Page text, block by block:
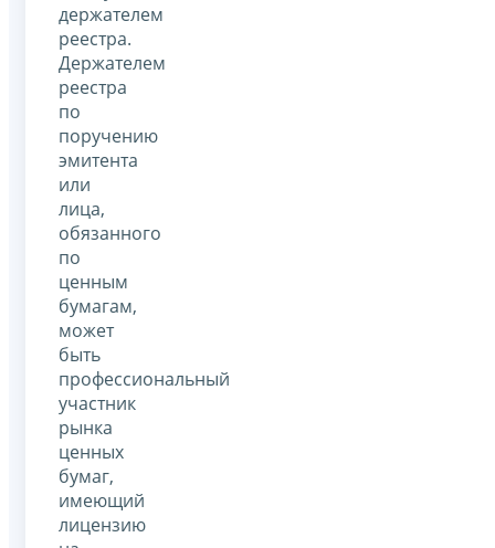
держателем
реестра.
Держателем
реестра
по
поручению
эмитента
или
лица,
обязанного
по
ценным
бумагам,
может
быть
профессиональный
участник
рынка
ценных
бумаг,
имеющий
лицензию